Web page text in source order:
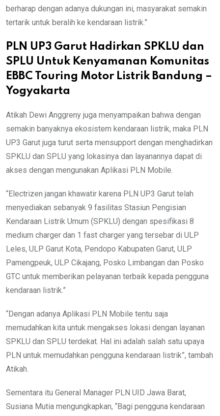
berharap dengan adanya dukungan ini, masyarakat semakin
tertarik untuk beralih ke kendaraan listrik.”
PLN UP3 Garut Hadirkan SPKLU dan
SPLU Untuk Kenyamanan Komunitas
EBBC Touring Motor Listrik Bandung –
Yogyakarta
Atikah Dewi Anggreny juga menyampaikan bahwa dengan
semakin banyaknya ekosistem kendaraan listrik, maka PLN
UP3 Garut juga turut serta mensupport dengan menghadirkan
SPKLU dan SPLU yang lokasinya dan layanannya dapat di
akses dengan mengunakan Aplikasi PLN Mobile.
“Electrizen jangan khawatir karena PLN UP3 Garut telah
menyediakan sebanyak 9 fasilitas Stasiun Pengisian
Kendaraan Listrik Umum (SPKLU) dengan spesifikasi 8
medium charger dan 1 fast charger yang tersebar di ULP
Leles, ULP Garut Kota, Pendopo Kabupaten Garut, ULP
Pamengpeuk, ULP Cikajang, Posko Limbangan dan Posko
GTC untuk memberikan pelayanan terbaik kepada pengguna
kendaraan listrik.”
“Dengan adanya Aplikasi PLN Mobile tentu saja
memudahkan kita untuk mengakses lokasi dengan layanan
SPKLU dan SPLU terdekat. Hal ini adalah salah satu upaya
PLN untuk memudahkan pengguna kendaraan listrik”, tambah
Atikah.
Sementara itu General Manager PLN UID Jawa Barat,
Susiana Mutia mengungkapkan, “Bagi pengguna kendaraan